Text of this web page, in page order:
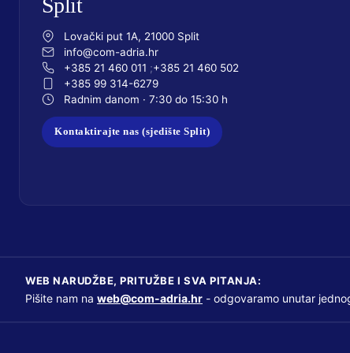
Split
Lovački put 1A, 21000 Split
info@com-adria.hr
+385 21 460 011
+385 21 460 502
+385 99 314-6279
Radnim danom · 7:30 do 15:30 h
Kontaktirajte nas (sjedište Split)
WEB NARUDŽBE, PRITUŽBE I SVA PITANJA:
Pišite nam na web@com-adria.hr - odgovaramo unutar